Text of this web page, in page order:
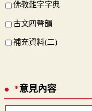
佛教難字字典
古文四聲韻
補充資料(二)
*意見內容